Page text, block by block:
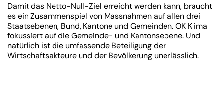
Damit das Netto-Null-Ziel erreicht werden kann, braucht
es ein Zusammenspiel von Massnahmen auf allen drei
Staatsebenen, Bund, Kantone und Gemeinden. OK Klima
fokussiert auf die Gemeinde- und Kantonsebene. Und
natürlich ist die umfassende Beteiligung der
Wirtschaftsakteure und der Bevölkerung unerlässlich.